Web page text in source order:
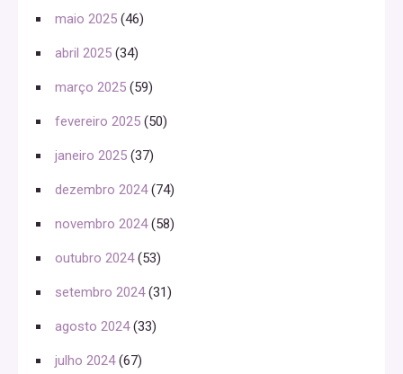
maio 2025 (46)
abril 2025 (34)
março 2025 (59)
fevereiro 2025 (50)
janeiro 2025 (37)
dezembro 2024(74)
novembro 2024(58)
outubro 2024(53)
setembro 2024(31)
agosto 2024(33)
julho 2024(67)